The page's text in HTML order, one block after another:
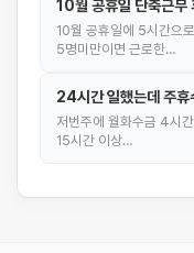
10월 공휴일 단축근무
10월 공휴일에 5시간으
5명미만이면 근로한…
24시간 일했는데 주휴
저번주에 월화수금 4시
15시간 이상…